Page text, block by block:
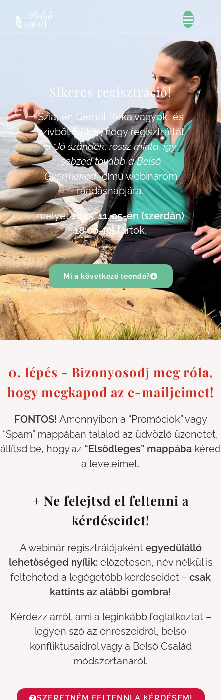
Sikeres regisztráció!
Szia, én Gerhát Réka vagyok, és
szívből örülök, hogy regisztráltál
a“Jó szándék, rossz minta: így
sebzed tovább a Belső
Gyermeked”című webinárom
ráadásnapjára,
melyet2025. 11. 05-én (szerdán)
18:00-tóltartok.
Mi a következő teendő?
0. lépés - Bizonyosodj meg róla,
hogy megkapod az e-mailjeimet!
FONTOS! Amennyiben a “Promóciók” vagy
“Spam” mappában találod az üdvözlő üzenetet,
állítsd be, hogy az “Elsődleges” mappába kéred
a leveleimet.
+ Ne felejtsd el feltenni a
kérdéseidet!
A webinár regisztrálójaként egyedülálló
lehetőséged nyílik:előzetesen, név nélkül is
felteheted a legégetőbb kérdéseidet – csak
kattints az alábbi gombra!
Kérdezz arról, ami a leginkább foglalkoztat –
legyen szó az énrészeidről, belső
konfliktusaidról vagy a Belső Család
módszertanáról.
SZERETNÉM FELTENNI A KÉRDÉSEM!